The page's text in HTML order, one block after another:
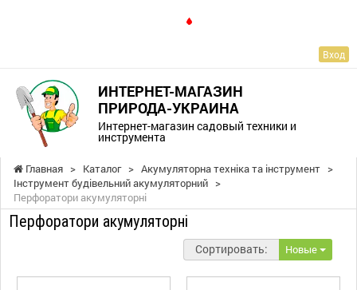
Вход
ИНТЕРНЕТ-МАГАЗИН
ПРИРОДА-УКРАИНА
Интернет-магазин садовый техники и
инструмента
Главная > Каталог > Акумуляторна техніка та інструмент >
Інструмент будівельний акумуляторний >
Перфоратори акумуляторні
Перфоратори акумуляторні
Сортировать: Новые